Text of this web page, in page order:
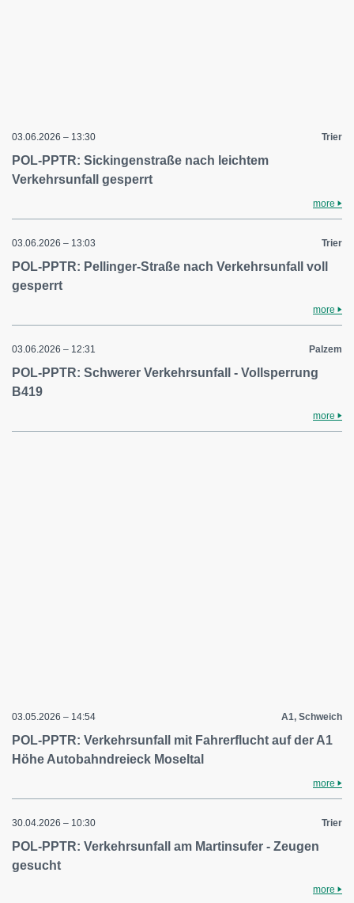
03.06.2026 – 13:30 Trier
POL-PPTR: Sickingenstraße nach leichtem
Verkehrsunfall gesperrt
more
03.06.2026 – 13:03 Trier
POL-PPTR: Pellinger-Straße nach Verkehrsunfall voll
gesperrt
more
03.06.2026 – 12:31 Palzem
POL-PPTR: Schwerer Verkehrsunfall - Vollsperrung
B419
more
03.05.2026 – 14:54 A1, Schweich
POL-PPTR: Verkehrsunfall mit Fahrerflucht auf der A1
Höhe Autobahndreieck Moseltal
more
30.04.2026 – 10:30 Trier
POL-PPTR: Verkehrsunfall am Martinsufer - Zeugen
gesucht
more